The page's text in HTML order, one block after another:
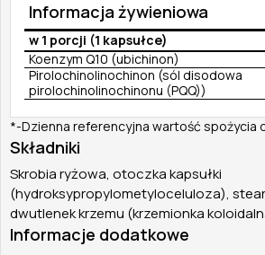
Informacja żywieniowa
w 1 porcji (1 kapsułce)
Koenzym Q10 (ubichinon)
Pirolochinolinochinon (sól disodowa
pirolochinolinochinonu (PQQ))
*-Dzienna referencyjna wartość spożycia
Składniki
Skrobia ryżowa, otoczka kapsułki
(hydroksypropylometyloceluloza),
dwutlenek krzemu (krzemionka
Informacje dodatkowe